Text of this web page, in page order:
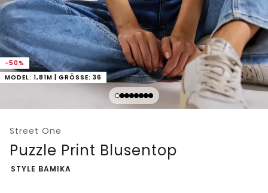
-50%
MODEL: 1,81M | GRÖSSE: 36
Street One
Puzzle Print Blusentop
-
STYLE BAMIKA